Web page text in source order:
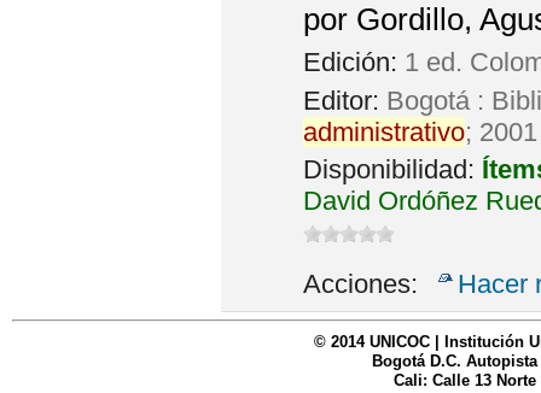
por Gordillo,
Edición: 1 ed.
Editor: Bogotá :
administrativo; 2001
Disponibilidad:
David Ordóñez
Acciones: Hacer
© 2014 UNICOC | Institución
Bogotá D.C. Autopista
Cali: Calle 13 Norte